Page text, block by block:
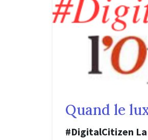
Quand le
#DigitalCitizen